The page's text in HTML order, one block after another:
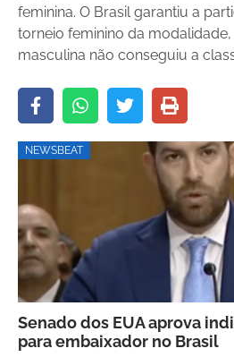
feminina. O Brasil garantiu a
torneio feminino da
masculina não conseguiu a
NEWSBEAT
Senado dos EUA aprova
para embaixador no Brasil